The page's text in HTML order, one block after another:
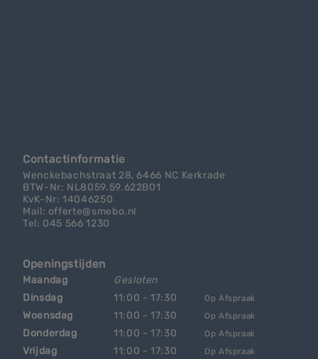
Contactinformatie
Wenckebachstraat 28, 6466 NC Kerkrade
BTW-Nr: NL8059.59.622B01
KvK-Nr: 14046250
Mail: offerte@smebo.nl
Tel: 045 566 1230
Openingstijden
Maandag
Gesloten
Dinsdag
11:00 - 17:30 Op Afspraak
Woensdag 11:00 - 17:30 Op Afspraak
Donderdag 11:00 - 17:30 Op Afspraak
Vrijdag 11:00 - 17:30 Op Afspraak